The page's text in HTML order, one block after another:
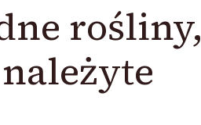
rośliny,